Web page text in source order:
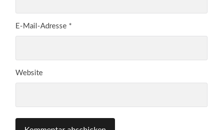
E-Mail-Adresse *
Website